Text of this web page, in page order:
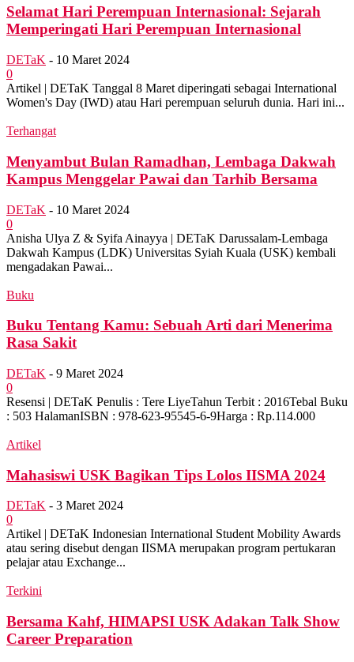
Selamat Hari Perempuan Internasional: Sejarah
Memperingati Hari Perempuan Internasional
DETaK - 10 Maret 2024
0
Artikel | DETaK Tanggal 8 Maret diperingati sebagai International
Women's Day (IWD) atau Hari perempuan seluruh dunia. Hari ini...
Terhangat
Menyambut Bulan Ramadhan, Lembaga Dakwah
Kampus Menggelar Pawai dan Tarhib Bersama
DETaK - 10 Maret 2024
0
Anisha Ulya Z & Syifa Ainayya | DETaK Darussalam-Lembaga
Dakwah Kampus (LDK) Universitas Syiah Kuala (USK) kembali
mengadakan Pawai...
Buku
Buku Tentang Kamu: Sebuah Arti dari Menerima
Rasa Sakit
DETaK - 9 Maret 2024
0
Resensi | DETaK Penulis : Tere LiyeTahun Terbit : 2016Tebal Buku
: 503 HalamanISBN : 978-623-95545-6-9Harga : Rp.114.000
Artikel
Mahasiswi USK Bagikan Tips Lolos IISMA 2024
DETaK - 3 Maret 2024
0
Artikel | DETaK Indonesian International Student Mobility Awards
atau sering disebut dengan IISMA merupakan program pertukaran
pelajar atau Exchange...
Terkini
Bersama Kahf, HIMAPSI USK Adakan Talk Show
Career Preparation